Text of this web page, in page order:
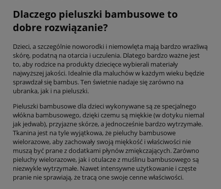
Dlaczego pieluszki bambusowe to
dobre rozwiązanie?
Dzieci, a szczególnie noworodki i niemowlęta mają bardzo wrażliwą
skórę, podatną na otarcia i uczulenia. Dlatego bardzo ważne jest
to, aby rodzice na produkty dziecięce wybierali materiały
najwyższej jakości. Idealnie dla maluchów w każdym wieku będzie
sprawdzał się bambus. Ten świetnie nadaje się zarówno na
ubranka, jak i na pieluszki.
Pieluszki bambusowe dla dzieci wykonywane są ze specjalnego
włókna bambusowego, dzięki czemu są miękkie (w dotyku niemal
jak jedwab), przyjazne skórze, a jednocześnie bardzo wytrzymałe.
Tkanina jest na tyle wyjątkowa, że pieluchy bambusowe
wielorazowe, aby zachowały swoją miękkość i właściwości nie
muszą być prane z dodatkami płynów zmiękczających. Zarówno
pieluchy wielorazowe, jak i otulacze z muślinu bambusowego są
niezwykle wytrzymałe. Nawet intensywne użytkowanie i częste
pranie nie sprawiają, że tracą one swoje cenne właściwości.